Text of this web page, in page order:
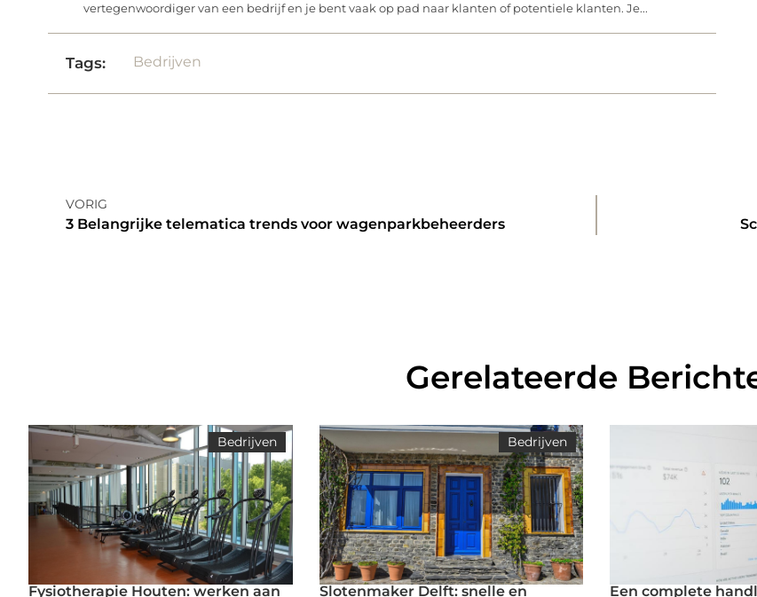
vertegenwoordiger van een bedrijf en je bent vaak op pad naar klanten of potentiele klanten. Je...
Tags: Bedrijven
VORIG
3 Belangrijke telematica trends voor wagenparkbeheerders
Gerelateerde
Bedrijven
Fysiotherapie Houten: werken aan
Bedrijven
Slotenmaker Delft: snelle en
Een complete